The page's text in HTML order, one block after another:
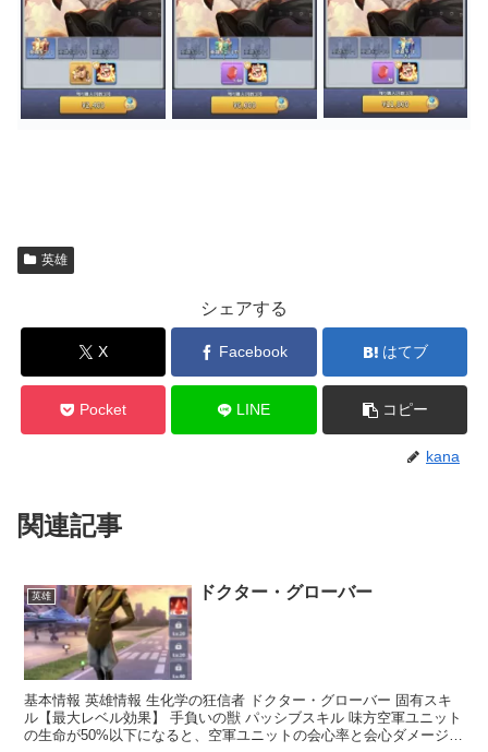
英雄
シェアする
X Facebook はてブ
Pocket LINE コピー
kana
関連記事
英雄 ドクター・グローバー
基本情報 英雄情報 生化学の狂信者 ドクター・グローバー 固有スキ
ル【最大レベル効果】 手負いの獣 パッシブスキル 味方空軍ユニット
の生命が50%以下になると、空軍ユニットの会心率と会心ダメージ